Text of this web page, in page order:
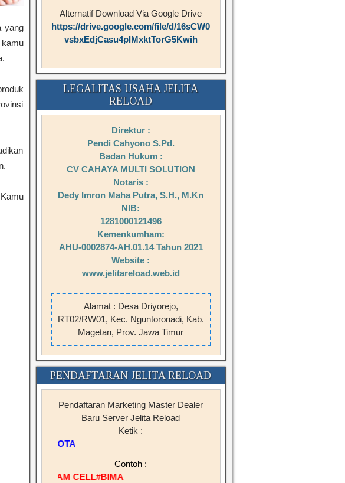
yang
Alternatif Download Via Google Drive
https://drive.google.com/file/d/16sCW0
vsbxEdjCasu4pIMxktTorG5Kwih
LEGALITAS USAHA JELITA
RELOAD
Direktur :
Pendi Cahyono S.Pd.
Badan Hukum :
CV CAHAYA MULTI SOLUTION
Notaris :
Dedy Imron Maha Putra, S.H., M.Kn
NIB:
1281000121496
Kemenkumham:
AHU-0002874-AH.01.14 Tahun 2021
Website :
www.jelitareload.web.id
Alamat : Desa Driyorejo,
RT02/RW01, Kec. Nguntoronadi, Kab.
Magetan, Prov. Jawa Timur
PENDAFTARAN JELITA RELOAD
Pendaftaran Marketing Master Dealer
Baru Server Jelita Reload
Ketik :
Contoh :
CELL#BIMA